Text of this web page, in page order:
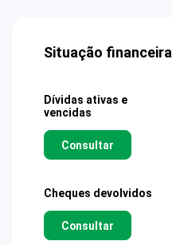
Situação financeira
Dívidas ativas e
vencidas
Consultar
Cheques devolvidos
Consultar